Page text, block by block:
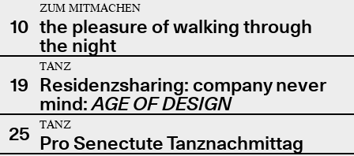
10
ZUM MITMACHEN
the pleasure of walking through
the night
19
TANZ
Residenzsharing: company never
mind:AGE OF DESIGN
25
TANZ
Pro Senectute Tanznachmittag